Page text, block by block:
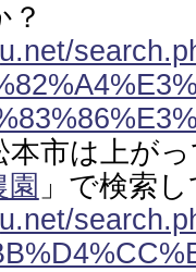
本市は上が
」で検索